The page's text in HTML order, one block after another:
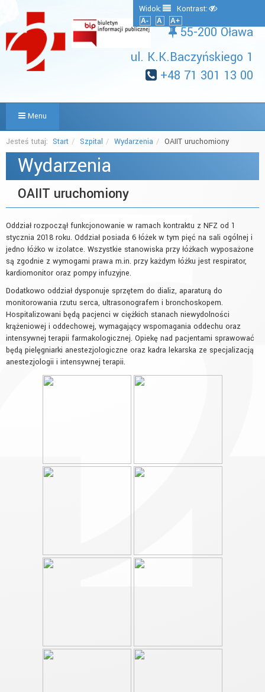
Widok: Kontrast:
A- A A+
55-200 Oława
ul. K.K.Baczyńskiego 1
+48 71 301 13 00
Menu
Jesteś tutaj: Start Szpital Wydarzenia OAIIT uruchomiony
Wydarzenia
OAIIT uruchomiony
Oddział rozpoczął funkcjonowanie w ramach kontraktu z NFZ od 1
stycznia 2018 roku. Oddział posiada 6 łóżek w tym pięć na sali ogólnej i
jedno łóżko w izolatce. Wszystkie stanowiska przy łóżkach wyposażone
są zgodnie z wymogami prawa m.in. przy każdym łóżku jest respirator,
kardiomonitor oraz pompy infuzyjne.
Dodatkowo oddział dysponuje sprzętem do dializ, aparaturą do
monitorowania rzutu serca, ultrasonografem i bronchoskopem.
Hospitalizowani będą pacjenci w ciężkich stanach niewydolności
krążeniowej i oddechowej, wymagający wspomagania oddechu oraz
intensywnej terapii farmakologicznej. Opiekę nad pacjentami sprawować
będą pielęgniarki anestezjologiczne oraz kadra lekarska ze specjalizacją
anestezjologii i intensywnej terapii.